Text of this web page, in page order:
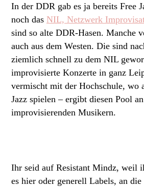
In der DDR gab es ja bereits Free
noch das NIL, Netzwerk
sind so alte DDR-Hasen. Manche
auch aus dem Westen. Die sind
ziemlich schnell zu dem NIL
improvisierte Konzerte in ganz
vermischt mit der Hochschule, wo
Jazz spielen – ergibt diesen Pool
improvisierenden Musikern.
Ihr seid auf Resistant Mindz, weil
es hier oder generell Labels, an